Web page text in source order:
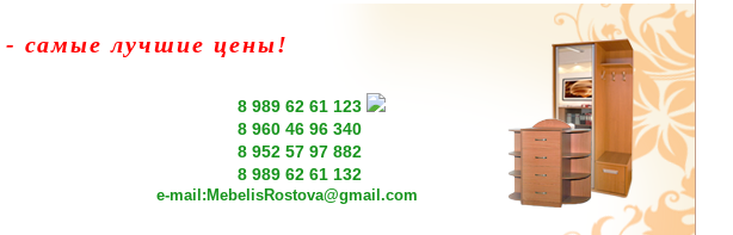
- самые лучшие цены!
8 989 62 61 123
8 960 46 96 340
8 952 57 97 882
8 989 62 61 132
e-mail: MebelisRostova@gmail.com